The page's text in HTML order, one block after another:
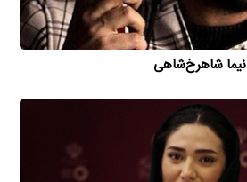
نیما شاهرخ‌شاهی